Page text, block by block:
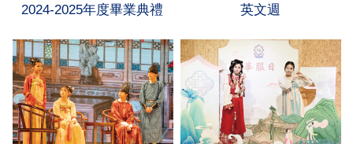
2024-2025年度畢業典禮 英文週